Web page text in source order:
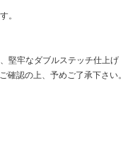
。
堅牢なダブルステッチ仕上げ
確認の上、予めご了承下さい。